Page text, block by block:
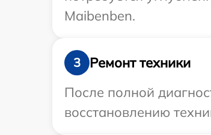
Maibenben.
3
Ремонт техники
После полной
восстановлению